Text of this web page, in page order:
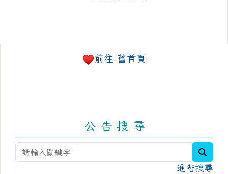
前往-舊首頁
公 告 搜 尋
進階搜尋